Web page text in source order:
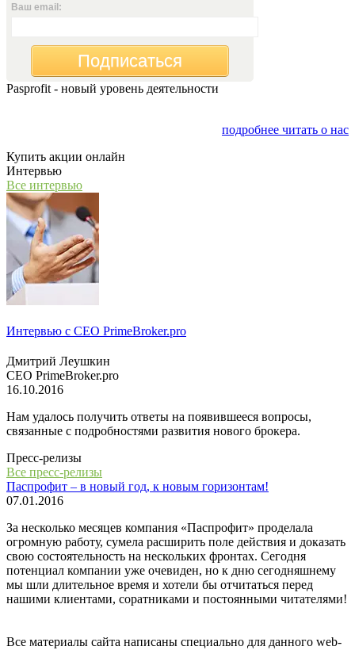
Ваш email:
Подписаться
Pasprofit - новый уровень деятельности
подробнее читать о нас
Купить акции онлайн
Интервью
Все интервью
Интервью с СЕО PrimeBroker.pro
Дмитрий Леушкин
СЕО PrimeBroker.pro
16.10.2016
Нам удалось получить ответы на появившееся вопросы,
связанные с подробностями развития нового брокера.
Пресс-релизы
Все пресс-релизы
Паспрофит – в новый год, к новым горизонтам!
07.01.2016
За несколько месяцев компания «Паспрофит» проделала
огромную работу, сумела расширить поле действия и доказать
свою состоятельность на нескольких фронтах. Сегодня
потенциал компании уже очевиден, но к дню сегодняшнему
мы шли длительное время и хотели бы отчитаться перед
нашими клиентами, соратниками и постоянными читателями!
Все материалы сайта написаны специально для данного web-